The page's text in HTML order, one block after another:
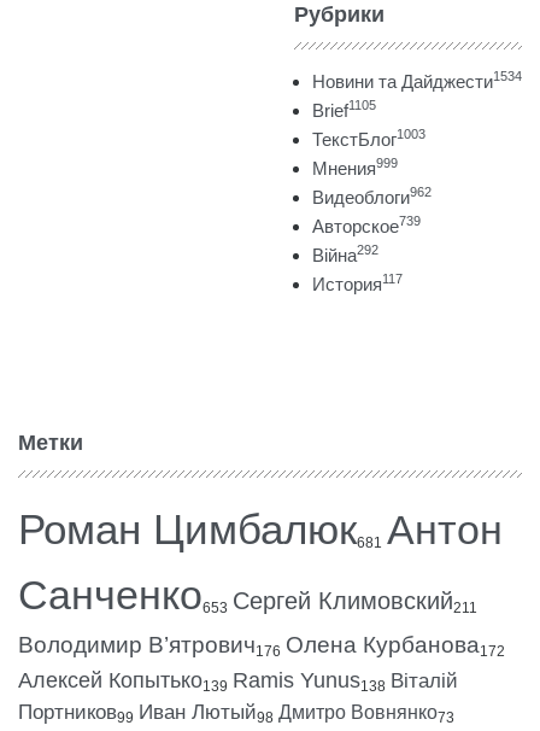
Рубрики
Новини та Дайджести1534
Brief1105
ТекстБлог1003
Мнения999
Видеоблоги962
Авторское739
Війна292
История117
Метки
Роман Цимбалюк681 Антон
Санченко653 Сергей Климовский211
Володимир В’ятрович176 Олена Курбанова172
Алексей Копытько139 Ramis Yunus138 Віталій
Портников99 Иван Лютый98 Дмитро Вовнянко73